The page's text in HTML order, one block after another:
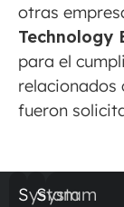
otras
Technology
para el
relacionados
fueron
Systam
Systam